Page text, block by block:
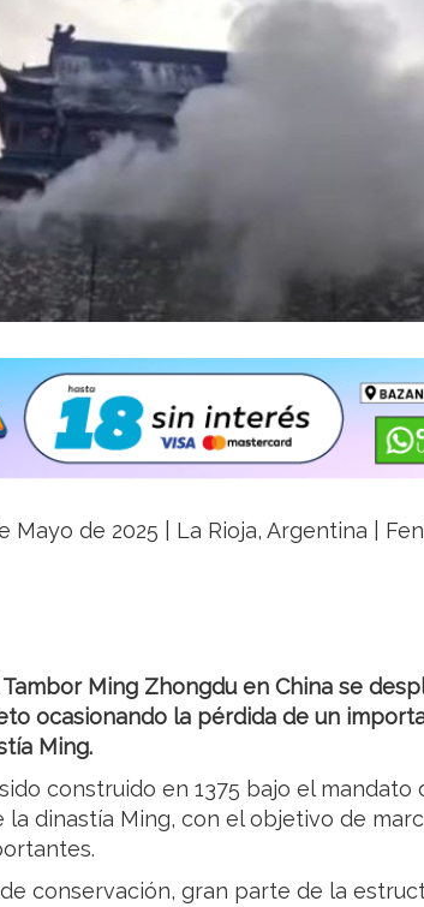
Mayo de 2025 | La Rioja, Argentina |
Ming Zhongdu en China se
ocasionando la pérdida de un
Ming.
construido en 1375 bajo el mandato
la dinastía Ming, con el objetivo de
conservación, gran parte de la